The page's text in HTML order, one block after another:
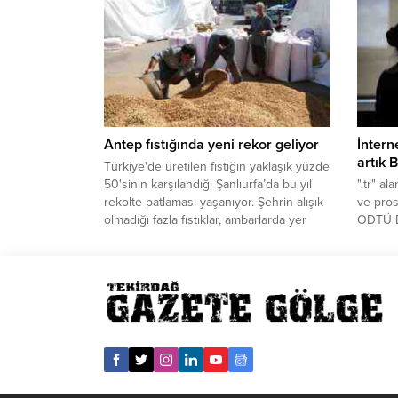
Müdürü Erdoğan Öztürk, Ankara’da içme
suyu sağlayan barajların ekim ayı
itibarıyla toplam su miktarının 415 milyon
metreküp olduğunu söyledi. Barajların
doluluk oranının yüzde 26,19 olduğunu...
Maliye
Genel
Antep fıstığında yeni rekor geliyor
Türkiye'de üretilen fıstığın yaklaşık yüzde
50'sinin karşılandığı Şanlıurfa’da bu yıl
rekolte patlaması yaşanıyor. Şehrin alışık
olmadığı fazla fıstıklar, ambarlarda yer
artık
".tr"
ve
ODTÜ